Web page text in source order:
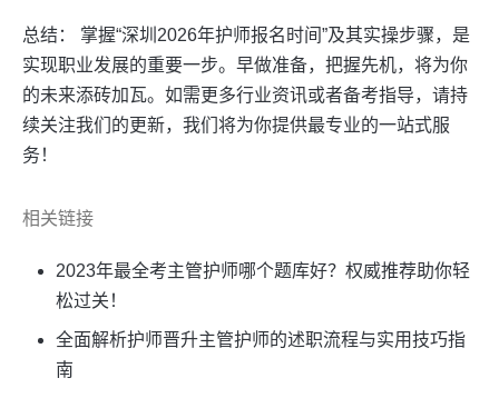
总结： 掌握“深圳2026年护师报名时间”及其实操步骤，是
实现职业发展的重要一步。早做准备，把握先机，将为你
的未来添砖加瓦。如需更多行业资讯或者备考指导，请持
续关注我们的更新，我们将为你提供最专业的一站式服
务！
相关链接
2023年最全考主管护师哪个题库好？权威推荐助你轻
松过关！
全面解析护师晋升主管护师的述职流程与实用技巧指
南